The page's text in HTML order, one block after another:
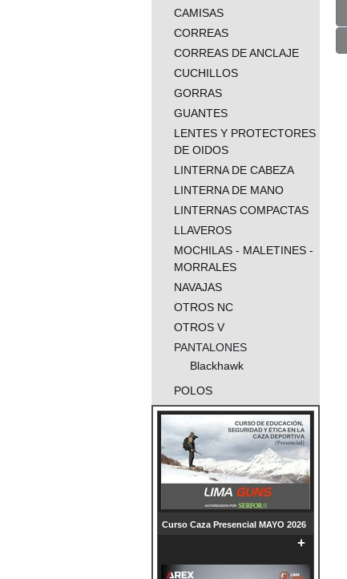
CAMISAS
CORREAS
CORREAS DE ANCLAJE
CUCHILLOS
GORRAS
GUANTES
LENTES Y PROTECTORES
DE OIDOS
LINTERNA DE CABEZA
LINTERNA DE MANO
LINTERNAS COMPACTAS
LLAVEROS
MOCHILAS - MALETINES -
MORRALES
NAVAJAS
OTROS NC
OTROS V
PANTALONES
Blackhawk
POLOS
Curso Caza Presencial MAYO 2026
+